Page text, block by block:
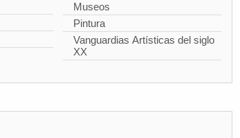
Museos
Pintura
Vanguardias Artísticas del siglo
XX